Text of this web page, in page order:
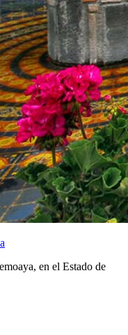
en el Estado de